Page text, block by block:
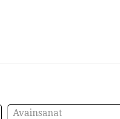
Avainsanat